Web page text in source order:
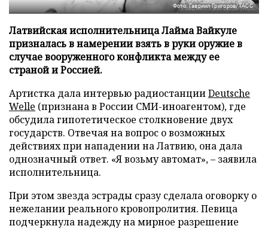
Фото: Гавриил Григоров/ТАСС
Латвийская исполнительница Лайма Вайкуле
призналась в намерении взять в руки оружие в
случае вооруженного конфликта между ее
страной и Россией.
Артистка дала интервью радиостанцииDeutsche
Welle (признана в России СМИ-иноагентом), где
обсудила гипотетическое столкновение двух
государств. Отвечая на вопрос о возможных
действиях при нападении на Латвию, она дала
однозначный ответ. «Я возьму автомат», – заявила
исполнительница.
При этом звезда эстрады сразу сделала оговорку о
нежелании реального кровопролития. Певица
подчеркнула надежду на мирное разрешение